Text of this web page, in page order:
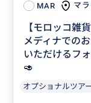
MAR マ
【モロッコ雑
メディナでの
いただけるフ
🥑
オプショナルツア